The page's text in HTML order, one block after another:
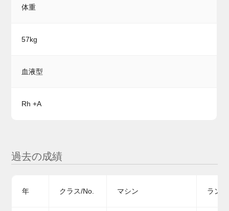
体重
57kg
血液型
Rh +A
過去の成績
年 クラス/No. マシン ラン